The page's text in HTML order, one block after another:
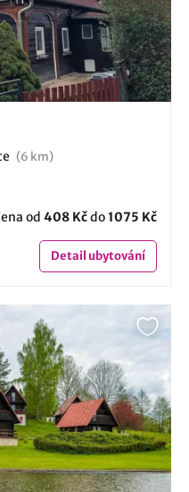
(6 km)
od 408 Kčdo1075 Kč
Detailubytování